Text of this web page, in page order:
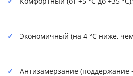
Экономичный (на 4 °C ниже,
Антизамерзание (поддержание